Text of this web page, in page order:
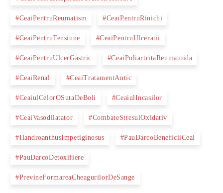
#CeaiPentruReumatism #CeaiPentruRinichi
#CeaiPentruTensiune #CeaiPentruUlceratii
#CeaiPentruUlcerGastric #CeaiPoliartritaReumatoida
#CeaiRenal #CeaiTratamentAntic
#CeaiulCelorOSutaDeBoli #CeaiulIncasilor
#CeaiVasodilatator #CombateStresulOxidativ
#HandroanthusImpetiginosus #PauDarcoBeneficiiCeai
#PauDarcoDetoxifiere
#PrevineFormareaCheagurilorDeSange